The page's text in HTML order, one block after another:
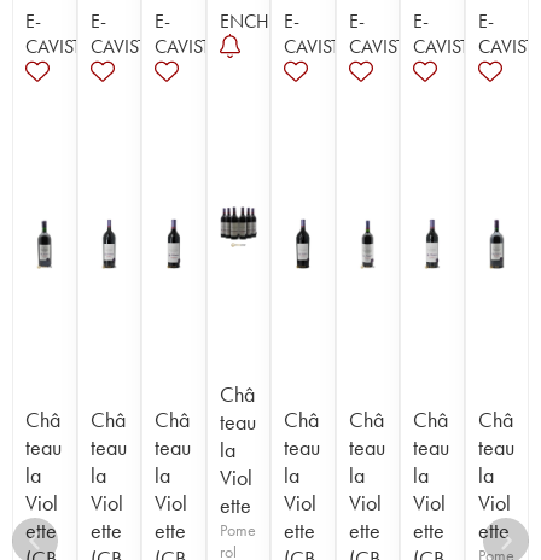
E-
CAVISTE
Châ
teau
la
Viol
ette
E-
CAVISTE
Châ
teau
la
Viol
ette
E-
CAVISTE
Châ
teau
la
Viol
ette
ENCHÈRE
Châ
teau
la
Viol
ette
Pome
rol
E-
CAVISTE
Châ
teau
la
Viol
ette
E-
CAVISTE
Châ
teau
la
Viol
ette
E-
CAVISTE
Châ
teau
la
Viol
ette
E-
Châ
teau
la
Viol
ette
Pome